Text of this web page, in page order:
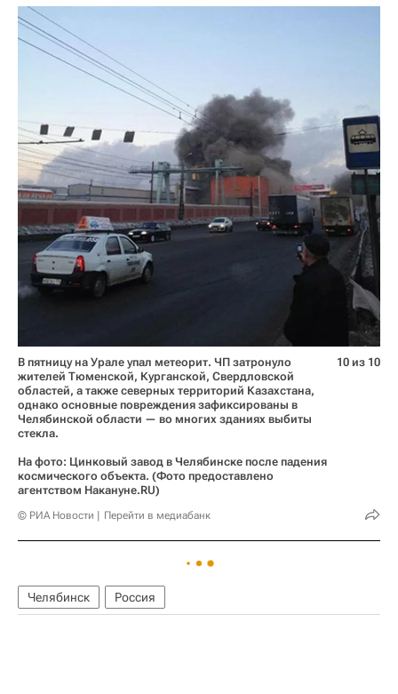
В пятницу на Урале упал метеорит. ЧП затронуло
жителей Тюменской, Курганской, Свердловской
областей, а также северных территорий Казахстана,
однако основные повреждения зафиксированы в
Челябинской области — во многих зданиях выбиты
стекла.
На фото: Цинковый завод в Челябинске после падения
космического объекта. (Фото предоставлено
агентством Накануне.RU)
© РИА Новости Перейти в медиабанк
10 из 10
Челябинск Россия